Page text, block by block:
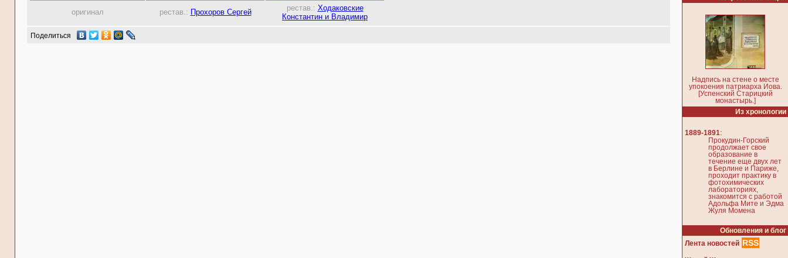
оригинал рестав.: Прохоров Сергей рестав.: Ходаковские
Константин и Владимир
Поделиться
Надпись на стене о месте
упокоения патриарха Иова.
[Успенский Старицкий
монастырь.]
Из хронологии
1889-1891:
Прокудин-Горский
продолжает свое
образование в
течение еще двух лет
в Берлине и Париже,
проходит практику в
фотохимических
лабораториях,
знакомится с работой
Адольфа Мите и Эдма
Жуля Момена
Обновления и блог
Лента новостей RSS